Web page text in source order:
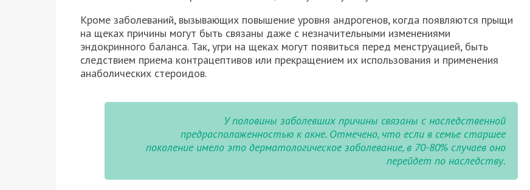
Кроме заболеваний, вызывающих повышение уровня андрогенов, когда появляются прыщи
на щеках причины могут быть связаны даже с незначительными изменениями
эндокринного баланса. Так, угри на щеках могут появиться перед менструацией, быть
следствием приема контрацептивов или прекращением их использования и применения
анаболических стероидов.
У половины заболевших причины связаны с наследственной
предрасположенностью к акне. Отмечено, что если в семье старшее
поколение имело это дерматологическое заболевание, в 70-80% случаев оно
перейдет по наследству.